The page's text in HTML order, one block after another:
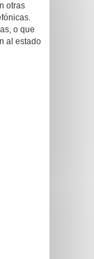
otras
o que
al estado